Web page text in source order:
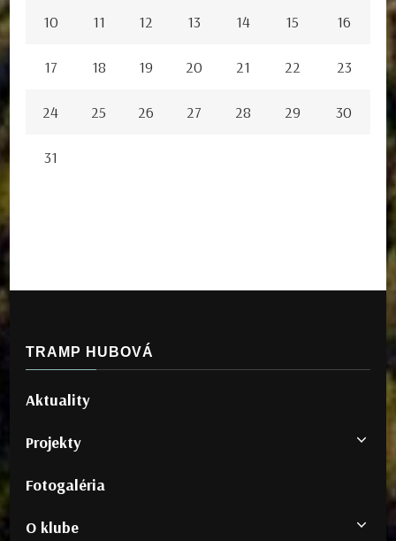
10 11 12 13 14 15 16
17 18 19 20 21 22 23
24 25 26 27 28 29 30
31
TRAMP HUBOVÁ
Aktuality
Projekty
Fotogaléria
O klube